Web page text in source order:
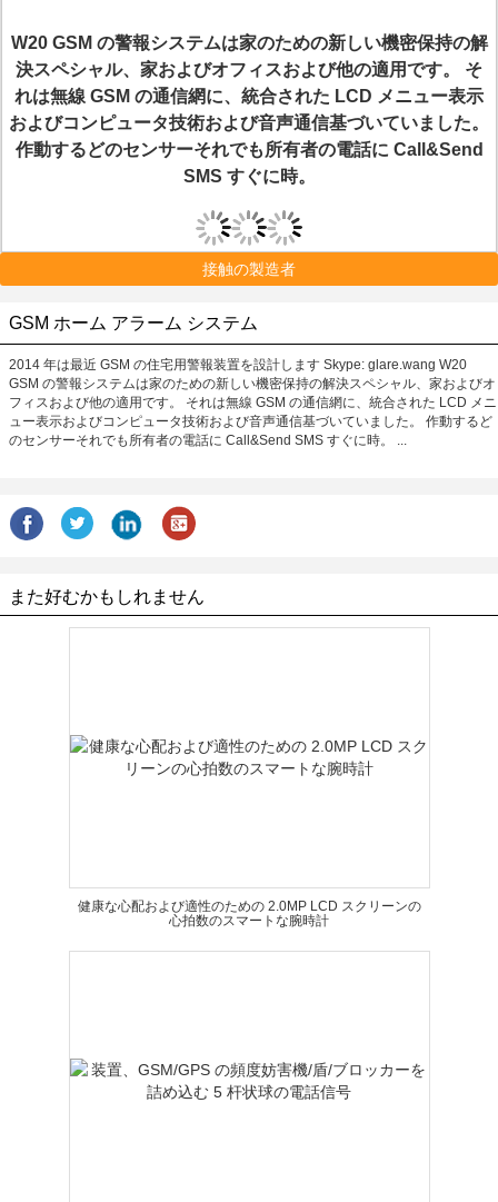
W20 GSM の警報システムは家のための新しい機密保持の解
決スペシャル、家およびオフィスおよび他の適用です。 そ
れは無線 GSM の通信網に、統合された LCD メニュー表示
およびコンピュータ技術および音声通信基づいていました。
作動するどのセンサーそれでも所有者の電話に Call&Send
SMS すぐに時。
接触の製造者
GSM ホーム アラーム システム
2014 年は最近 GSM の住宅用警報装置を設計します Skype: glare.wang W20
GSM の警報システムは家のための新しい機密保持の解決スペシャル、家およびオ
フィスおよび他の適用です。 それは無線 GSM の通信網に、統合された LCD メニ
ュー表示およびコンピュータ技術および音声通信基づいていました。 作動するど
のセンサーそれでも所有者の電話に Call&Send SMS すぐに時。 ...
また好むかもしれません
健康な心配および適性のための 2.0MP LCD スクリーンの
心拍数のスマートな腕時計